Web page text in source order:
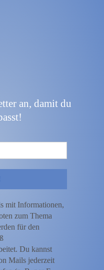
an, damit du
mit Informationen,
zum Thema
für den
Du kannst
Mails jederzeit